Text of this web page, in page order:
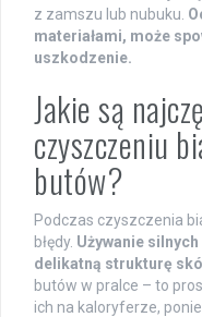
z zamszu lub nubuku.
materiałami, może
uszkodzenie.
Jakie są
czyszczeniu
butów?
Podczas czyszczenia
błędy. Używanie
delikatną strukturę
butów w pralce – to
ich na kaloryferze,